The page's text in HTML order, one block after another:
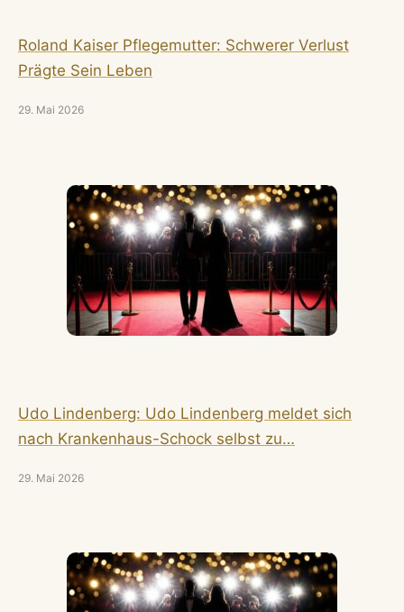
Roland Kaiser Pflegemutter: Schwerer Verlust
Prägte Sein Leben
29. Mai 2026
Udo Lindenberg: Udo Lindenberg meldet sich
nach Krankenhaus-Schock selbst zu…
29. Mai 2026